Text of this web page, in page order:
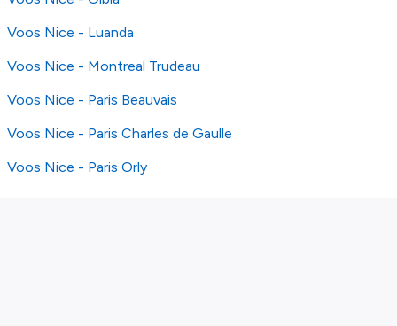
Voos Nice - Luanda
Voos Nice - Montreal Trudeau
Voos Nice - Paris Beauvais
Voos Nice - Paris Charles de Gaulle
Voos Nice - Paris Orly